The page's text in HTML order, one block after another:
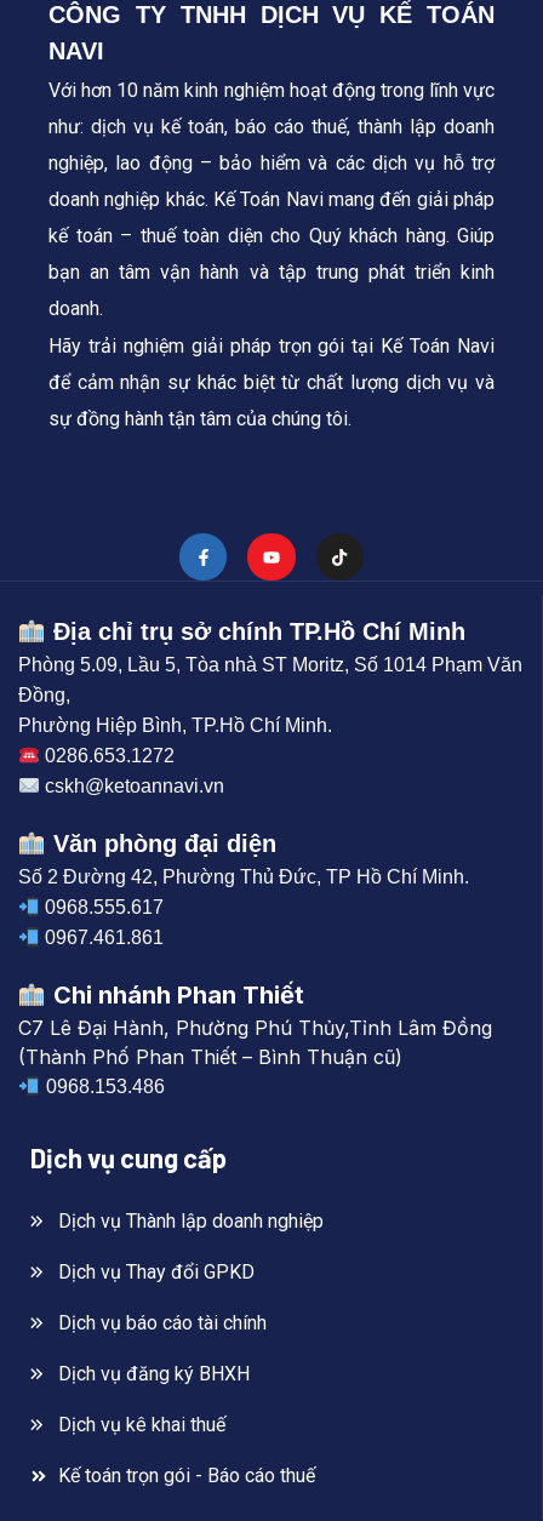
CÔNG TY TNHH DỊCH VỤ KẾ TOÁN
NAVI
Với hơn 10 năm kinh nghiệm hoạt động trong lĩnh vực
như: dịch vụ kế toán, báo cáo thuế, thành lập doanh
nghiệp, lao động – bảo hiểm và các dịch vụ hỗ trợ
doanh nghiệp khác. Kế Toán Navi mang đến giải pháp
kế toán – thuế toàn diện cho Quý khách hàng. Giúp
bạn an tâm vận hành và tập trung phát triển kinh
doanh.
Hãy trải nghiệm giải pháp trọn gói tại Kế Toán Navi
để cảm nhận sự khác biệt từ chất lượng dịch vụ và
sự đồng hành tận tâm của chúng tôi.
Địa chỉ trụ sở chính TP.Hồ Chí Minh
Phòng 5.09, Lầu 5, Tòa nhà ST Moritz, Số 1014 Phạm Văn
Đồng,
Phường Hiệp Bình, TP.Hồ Chí Minh.
0286.653.1272
cskh@ketoannavi.vn
Văn phòng đại diện
Số 2 Đường 42, Phường Thủ Đức, TP Hồ Chí Minh.
0968.555.617
0967.461.861
Chi nhánh Phan Thiết
C7 Lê Đại Hành, Phường Phú Thủy,Tỉnh Lâm Đồng
(Thành Phố Phan Thiết – Bình Thuận cũ)
0968.153.486
Dịch vụ cung cấp
Dịch vụ Thành lập doanh nghiệp
Dịch vụ Thay đổi GPKD
Dịch vụ báo cáo tài chính
Dịch vụ đăng ký BHXH
Dịch vụ kê khai thuế
Kế toán trọn gói - Báo cáo thuế